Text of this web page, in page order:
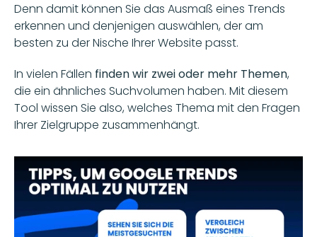
Denn damit können Sie das Ausmaß eines Trends
erkennen und denjenigen auswählen, der am
besten zu der Nische Ihrer Website passt.
In vielen Fällen finden wir zwei oder mehr Themen,
die ein ähnliches Suchvolumen haben. Mit diesem
Tool wissen Sie also, welches Thema mit den Fragen
Ihrer Zielgruppe zusammenhängt.